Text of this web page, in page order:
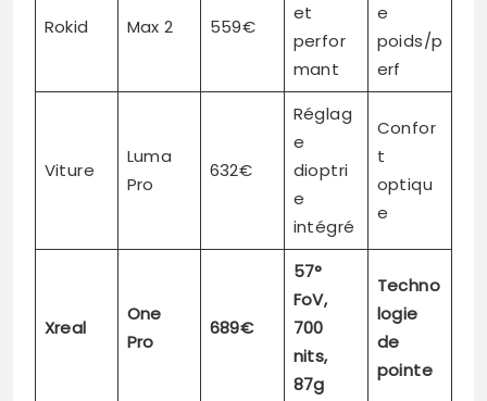
Rokid Max 2 559€
et
perfor
mant
e
poids/p
erf
Viture
Luma
Pro
632€
Réglag
e
dioptri
e
intégré
Confor
t
optiqu
e
Xreal
One
Pro
689€
57°
FoV,
700
nits,
87g
Techno
logie
de
pointe